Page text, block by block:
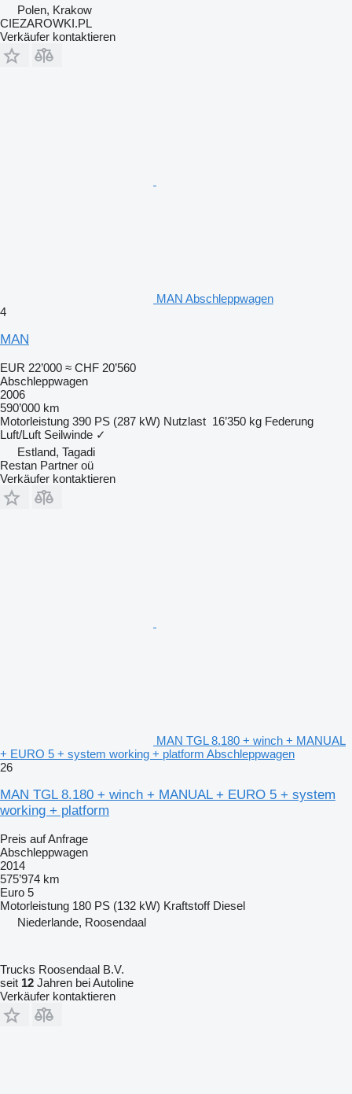
Polen, Krakow
CIEZAROWKI.PL
Verkäufer kontaktieren
MAN Abschleppwagen
4
MAN
EUR 22’000 ≈ CHF 20’560
Abschleppwagen
2006
590’000 km
Motorleistung 390 PS (287 kW) Nutzlast 16’350 kg Federung
Luft/Luft Seilwinde ✓
Estland, Tagadi
Restan Partner oü
Verkäufer kontaktieren
MAN TGL 8.180 + winch + MANUAL
+ EURO 5 + system working + platform Abschleppwagen
26
MAN TGL 8.180 + winch + MANUAL + EURO 5 + system
working + platform
Preis auf Anfrage
Abschleppwagen
2014
575’974 km
Euro 5
Motorleistung 180 PS (132 kW) Kraftstoff Diesel
Niederlande, Roosendaal
Trucks Roosendaal B.V.
seit 12 Jahren bei Autoline
Verkäufer kontaktieren